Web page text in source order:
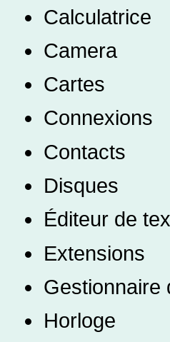
Calculatrice
Camera
Cartes
Connexions
Contacts
Disques
Éditeur de
Extensions
Gestionnaire
Horloge